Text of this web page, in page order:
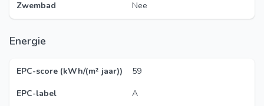
Zwembad
Nee
Energie
EPC-score (kWh/(m² jaar))
59
EPC-label
A